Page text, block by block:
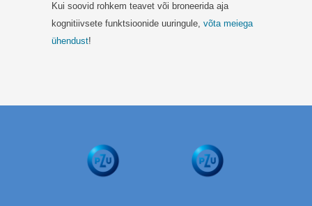
Kui soovid rohkem teavet või broneerida aja
kognitiivsete funktsioonide uuringule, võta meiega
ühendust!